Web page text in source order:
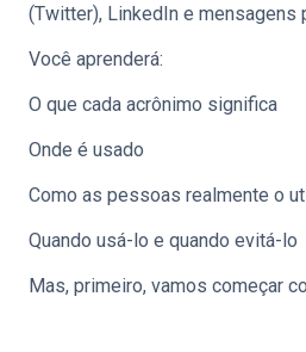
(Twitter), LinkedIn e mensagens
Você aprenderá:
O que cada acrônimo significa
Onde é usado
Como as pessoas realmente o
Quando usá-lo e quando evitá-lo
Mas, primeiro, vamos começar